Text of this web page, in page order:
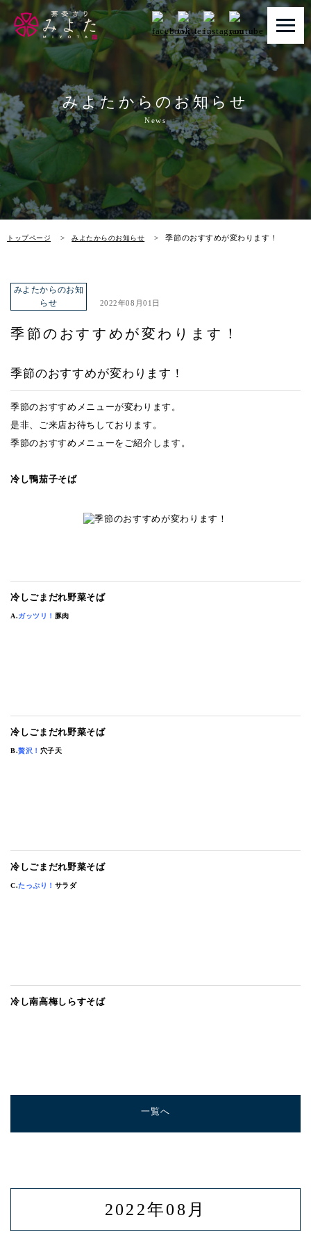
みよたからのお知らせ
News
トップページ みよたからのお知らせ 季節のおすすめが変わります！
トップページ
みよたとは
みよたのこだわり
畑だより
メニュー
メニュー 一覧
レイクタウン店
ヤエチカ店
店舗一覧
店舗一覧
ヤエチカ店
みよたからのお知
らせ
2022年08月01日
季節のおすすめが変わります！
季節のおすすめが変わります！
季節のおすすめメニューが変わります。
是非、ご来店お待ちしております。
季節のおすすめメニューをご紹介します。
冷し鴨茄子そば
冷しごまだれ野菜そば
A.ガッツリ！ 豚肉
冷しごまだれ野菜そば
B.贅沢 ！ 穴子天
冷しごまだれ野菜そば
C.たっぷり ！ サラダ
冷し南高梅しらすそば
一覧へ
2022年08月